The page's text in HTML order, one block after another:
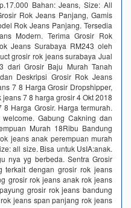
Bahan: Jeans, Size: All
Rok Jeans Panjang, Gamis
Rok Jeans Panjang. Tersedia
Modern. Terima Grosir Rok
Jeans Surabaya RM243 oleh
grosir rok jeans surabaya Jual
dari Grosir Baju Murah Tanah
Deskripsi Grosir Rok Jeans
7 8 Harga Grosir Dropshipper,
7 8 harga grosir 4 Okt 2018
Harga Grosir. Harga termurah.
Gabung Cakning dan
Murah 18Ribu Bandung
jeans anak perempuan murah
all size. Bisa untuk UsIA:anak.
nya yg berbeda. Sentra Grosir
terkait dengan grosir rok jeans
grosir rok jeans anak rok jeans
grosir rok jeans bandung
jeans span panjang rok jeans